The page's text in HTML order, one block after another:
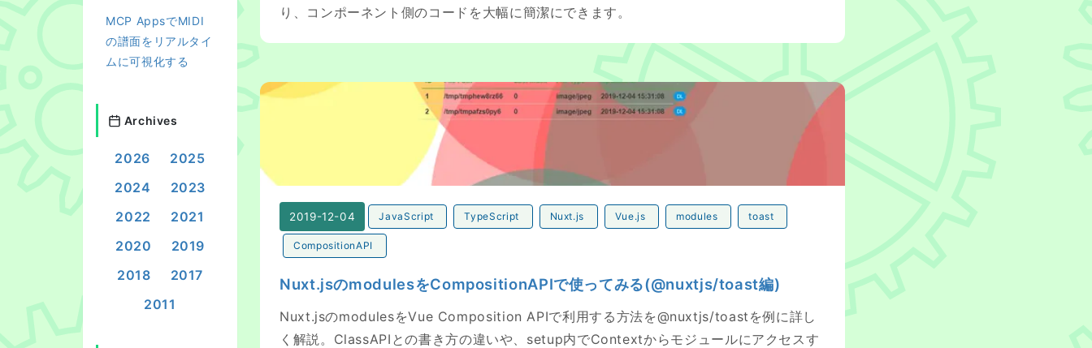
MCP AppsでMIDI
の譜面をリアルタイ
ムに可視化する
Archives
2026
2025
2024
2023
2022
2021
2020
2019
2018
2017
2011
り、コンポーネント側のコードを大幅に簡潔にできます。
Nuxt.jsのmodulesをCompositionAPIで使ってみる(@nuxtjs/toast編)
2019-12-04 JavaScript TypeScript Nuxt.js Vue.js modules toast
CompositionAPI
Nuxt.jsのmodulesをCompositionAPIで使ってみる(@nuxtjs/toast編)
Nuxt.jsのmodulesをVue Composition APIで利用する方法を@nuxtjs/toastを例に詳し
く解説。ClassAPIとの書き方の違いや、setup内でContextからモジュールにアクセスす